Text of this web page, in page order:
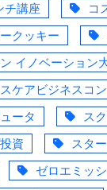
チ講座
コ
クッキー
イノベーション
ケアビジネスコ
ータ
ス
資
スタ
ゼロエミッ